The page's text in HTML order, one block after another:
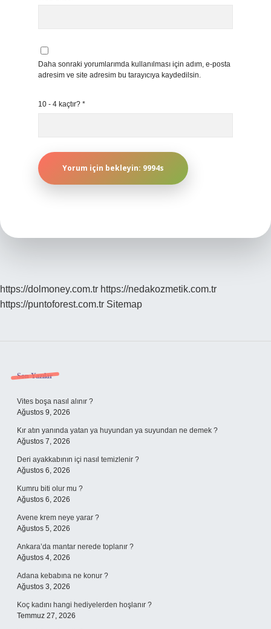
Daha sonraki yorumlarımda kullanılması için adım, e-posta
adresim ve site adresim bu tarayıcıya kaydedilsin.
10 - 4 kaçtır? *
https://dolmoney.com.tr https://nedakozmetik.com.tr
https://puntoforest.com.tr Sitemap
Sidebar
Son Yazılar
Vites boşa nasıl alınır ?
Ağustos 9, 2026
Kır atın yanında yatan ya huyundan ya suyundan ne demek ?
Ağustos 7, 2026
Deri ayakkabının içi nasıl temizlenir ?
Ağustos 6, 2026
Kumru biti olur mu ?
Ağustos 6, 2026
Avene krem neye yarar ?
Ağustos 5, 2026
Ankara’da mantar nerede toplanır ?
Ağustos 4, 2026
Adana kebabına ne konur ?
Ağustos 3, 2026
Koç kadını hangi hediyelerden hoşlanır ?
Temmuz 27, 2026